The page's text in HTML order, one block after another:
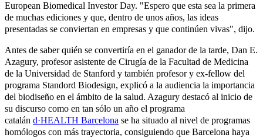
European Biomedical Investor Day. "Espero que esta sea la primera
de muchas ediciones y que, dentro de unos años, las ideas
presentadas se conviertan en empresas y que continúen vivas", dijo.
Antes de saber quién se convertiría en el ganador de la tarde, Dan E.
Azagury, profesor asistente de Cirugía de la Facultad de Medicina
de la Universidad de Stanford y también profesor y ex-fellow del
programa Standord Biodesign, explicó a la audiencia la importancia
del biodiseño en el ámbito de la salud. Azagury destacó al inicio de
su discurso como en tan sólo un año el programa
catalán d·HEALTH Barcelona se ha situado al nivel de programas
homólogos con más trayectoria, consiguiendo que Barcelona haya